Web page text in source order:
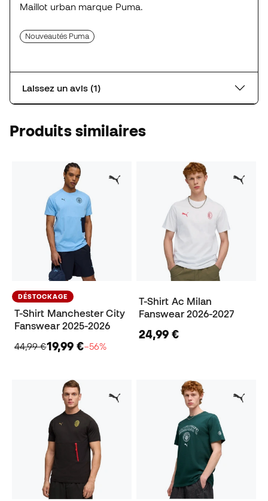
Maillot urban marque Puma.
Nouveautés Puma
Laissez un avis (1)
Produits similaires
DÉSTOCKAGE
T-Shirt Manchester City
Fanswear 2025-2026
44,99 €19,99 €−56%
T-Shirt Ac Milan
Fanswear 2026-2027
24,99 €